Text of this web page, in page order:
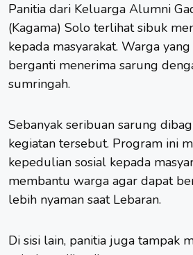
Panitia dari Keluarga Alumni
(Kagama) Solo terlihat sibuk
kepada masyarakat. Warga
berganti menerima sarung
sumringah.
Sebanyak seribuan sarung
kegiatan tersebut. Program ini
kepedulian sosial kepada
membantu warga agar dapat
lebih nyaman saat Lebaran.
Di sisi lain, panitia juga tampak